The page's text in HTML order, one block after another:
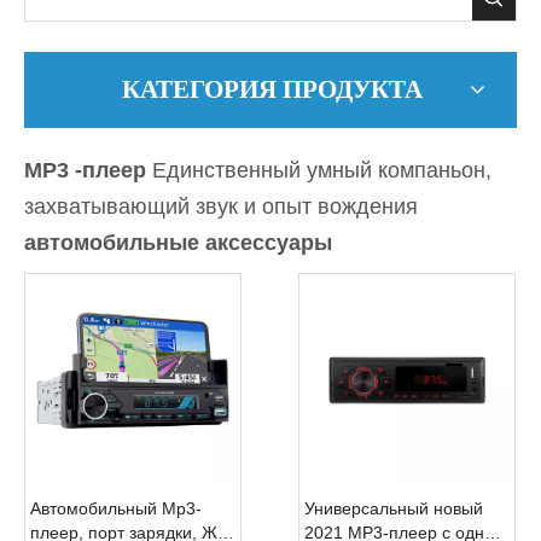
КАТЕГОРИЯ ПРОДУКТА
MP3 -плеер Единственный умный компаньон,
захватывающий звук и опыт вождения
автомобильные аксессуары
Автомобильный Mp3-
плеер, порт зарядки, ЖК-
Универсальный новый
2021 MP3-плеер с одним